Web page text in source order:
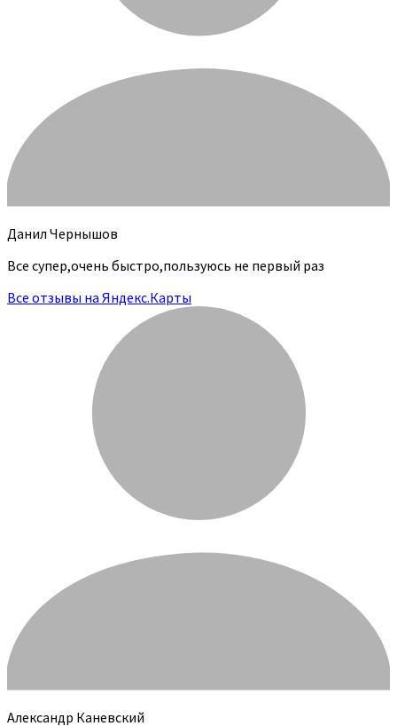
Данил Чернышов
Все супер,очень быстро,пользуюсь не первый раз
Все отзывы на Яндекс.Карты
Александр Каневский